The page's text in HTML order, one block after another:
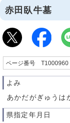
赤田臥牛墓
ページ番号 T1000960
よみ
あかだがぎゅうは
県指定年月日